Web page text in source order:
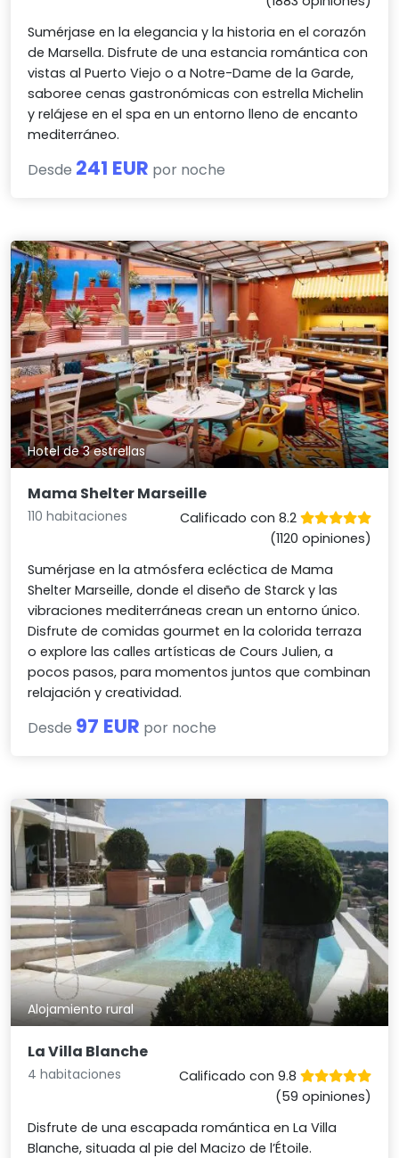
Sumérjase en la elegancia y la historia en el corazón
de Marsella. Disfrute de una estancia romántica con
vistas al Puerto Viejo o a Notre-Dame de la Garde,
saboree cenas gastronómicas con estrella Michelin
y relájese en el spa en un entorno lleno de encanto
mediterráneo.
Desde 241 EUR por noche
Hotel de 3 estrellas
Mama Shelter Marseille
110 habitaciones
Calificado con 8.2
(1120 opiniones)
Sumérjase en la atmósfera ecléctica de Mama
Shelter Marseille, donde el diseño de Starck y las
vibraciones mediterráneas crean un entorno único.
Disfrute de comidas gourmet en la colorida terraza
o explore las calles artísticas de Cours Julien, a
pocos pasos, para momentos juntos que combinan
relajación y creatividad.
Desde 97 EUR por noche
Alojamiento rural
La Villa Blanche
4 habitaciones
Calificado con 9.8
(59 opiniones)
Disfrute de una escapada romántica en La Villa
Blanche, situada al pie del Macizo de l’Étoile.